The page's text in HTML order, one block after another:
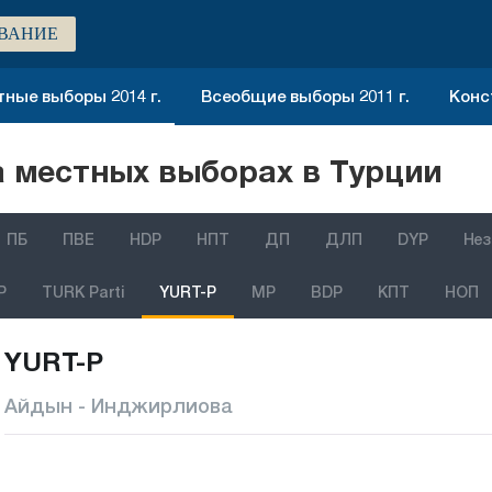
выборы 2014 г. Всеобщие выборы 2011 г.
выборах в Турции
ПБ ПВЕ HDP НПТ ДП ДЛП DYP
TURK Parti YURT-P MP BDP КПТ НОП
YURT-P
Айдын - Инджирлиова